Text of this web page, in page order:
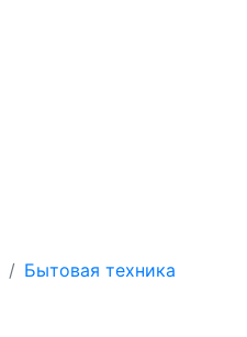
Бытовая техника